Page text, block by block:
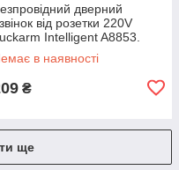
дверний
від розетки 220V
Intelligent A8853.
рожевий DS-10
в наявності
₴
ще